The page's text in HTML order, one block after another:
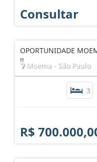
Consultar
OPORTUNIDADE
!!Moema - São Paulo
3
R$